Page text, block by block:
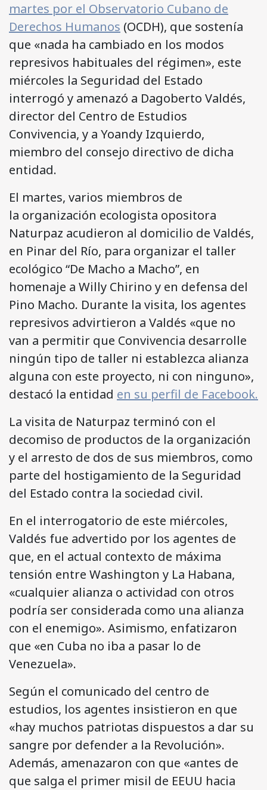
martes por el Observatorio Cubano de
Derechos Humanos (OCDH), que sostenía
que «nada ha cambiado en los modos
represivos habituales del régimen», este
miércoles la Seguridad del Estado
interrogó y amenazó a Dagoberto Valdés,
director del Centro de Estudios
Convivencia, y a Yoandy Izquierdo,
miembro del consejo directivo de dicha
entidad.
El martes, varios miembros de
la organización ecologista opositora
Naturpaz acudieron al domicilio de Valdés,
en Pinar del Río, para organizar el taller
ecológico “De Macho a Macho”, en
homenaje a Willy Chirino y en defensa del
Pino Macho. Durante la visita, los agentes
represivos advirtieron a Valdés «que no
van a permitir que Convivencia desarrolle
ningún tipo de taller ni establezca alianza
alguna con este proyecto, ni con ninguno»,
destacó la entidad en su perfil de Facebook.
La visita de Naturpaz terminó con el
decomiso de productos de la organización
y el arresto de dos de sus miembros, como
parte del hostigamiento de la Seguridad
del Estado contra la sociedad civil.
En el interrogatorio de este miércoles,
Valdés fue advertido por los agentes de
que, en el actual contexto de máxima
tensión entre Washington y La Habana,
«cualquier alianza o actividad con otros
podría ser considerada como una alianza
con el enemigo». Asimismo, enfatizaron
que «en Cuba no iba a pasar lo de
Venezuela».
Según el comunicado del centro de
estudios, los agentes insistieron en que
«hay muchos patriotas dispuestos a dar su
sangre por defender a la Revolución».
Además, amenazaron con que «antes de
que salga el primer misil de EEUU hacia